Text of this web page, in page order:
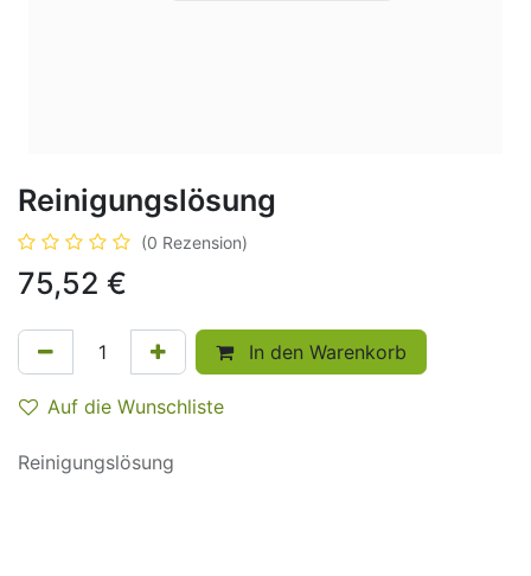
Reinigungslösung
(0 Rezension)
75,52 €
In den Warenkorb
Auf die Wunschliste
Reinigungslösung